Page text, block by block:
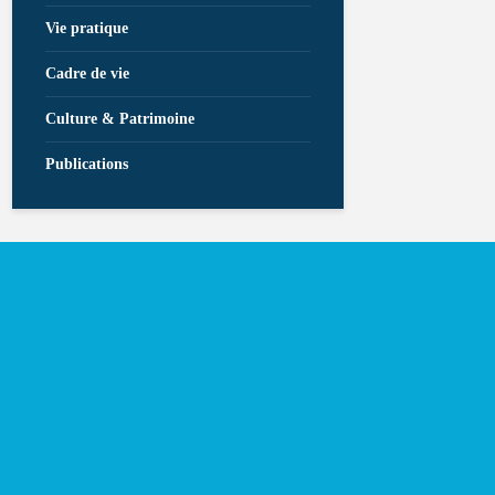
Vie pratique
Cadre de vie
Culture & Patrimoine
Publications